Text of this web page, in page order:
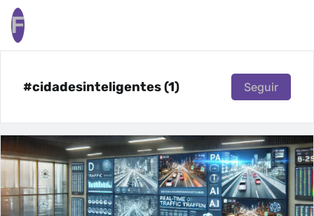
F
#cidadesinteligentes (1) Seguir